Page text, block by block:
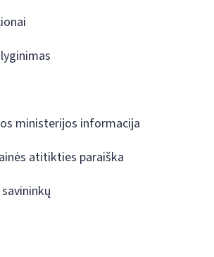
ministerijos informacija
atitikties paraiška